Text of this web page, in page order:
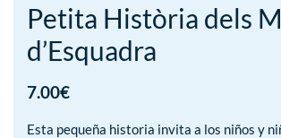
Petita Història dels
d’Esquadra
7.00€
Esta pequeña historia invita a los niños y